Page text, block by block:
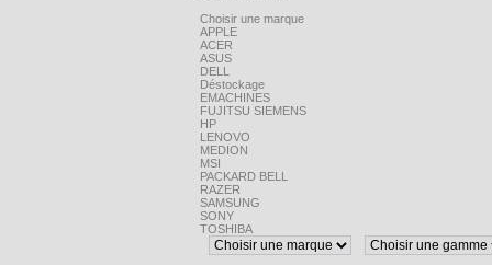
Choisir une marque
APPLE
ACER
ASUS
DELL
Déstockage
EMACHINES
FUJITSU SIEMENS
HP
LENOVO
MEDION
MSI
PACKARD BELL
RAZER
SAMSUNG
SONY
TOSHIBA